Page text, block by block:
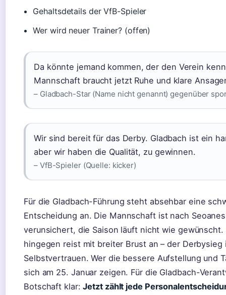
Gehaltsdetails der VfB-Spieler
Wer wird neuer Trainer? (offen)
Da könnte jemand kommen, der den Verein
Mannschaft braucht jetzt Ruhe und klare
– Gladbach-Star (Name nicht genannt) gegenüber
Wir sind bereit für das Derby. Gladbach ist ein
aber wir haben die Qualität, zu gewinnen.
– VfB-Spieler (Quelle: kicker)
Für die Gladbach-Führung steht absehbar eine
Entscheidung an. Die Mannschaft ist nach
verunsichert, die Saison läuft nicht wie
hingegen reist mit breiter Brust an – der Derbysieg
Selbstvertrauen. Wer die bessere Aufstellung und
sich am 25. Januar zeigen. Für die Gladbach-
Botschaft klar:Jetzt zählt jede